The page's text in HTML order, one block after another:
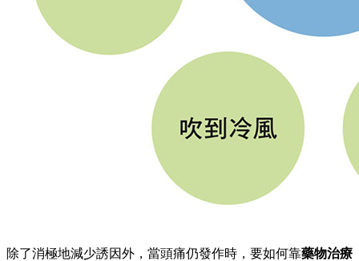
除了消極地減少誘因外，當頭痛仍發作時，要如何靠藥物治療